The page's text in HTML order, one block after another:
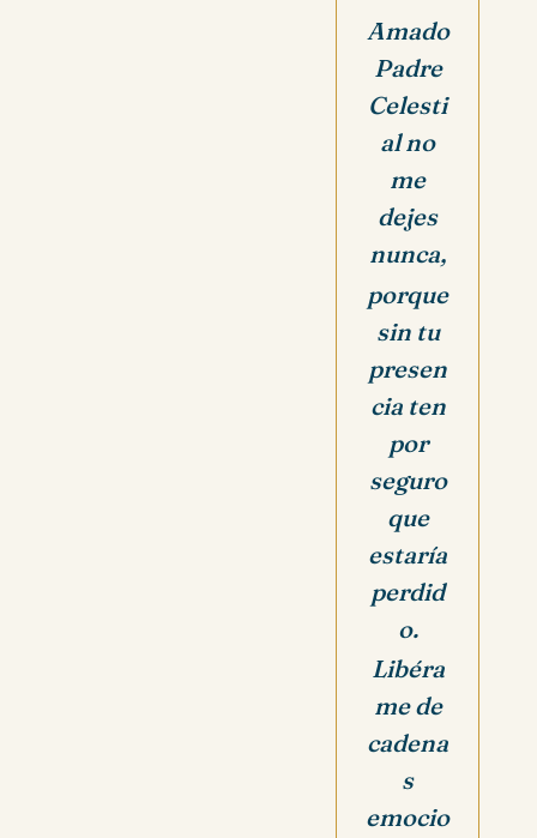
Amado
Padre
Celesti
al no
me
dejes
nunca,
porque
sin tu
presen
cia ten
por
seguro
que
estaría
perdid
o.
Libéra
me de
cadena
s
emocio